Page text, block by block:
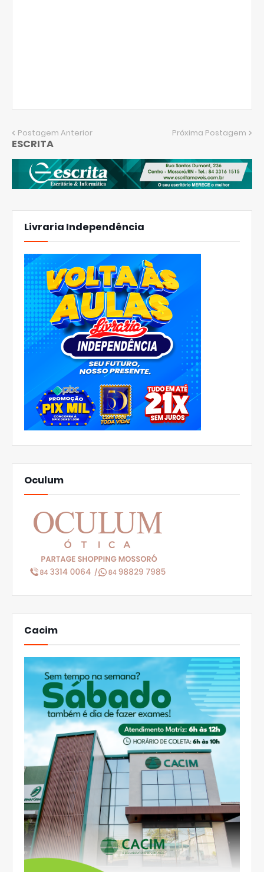
Postagem Anterior Próxima Postagem
ESCRITA
Livraria Independência
Oculum
Cacim